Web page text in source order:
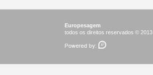
Europesagem
todos os direitos reservados © 2013